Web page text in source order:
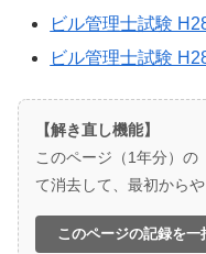
ビル管理士試験
ビル管理士試験
【解き直し機能】
このページ（1年分）の
て消去して、最初から
このページの記録を一